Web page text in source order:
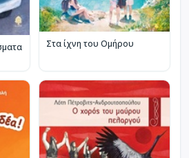
Στα ίχνη του Ομήρου